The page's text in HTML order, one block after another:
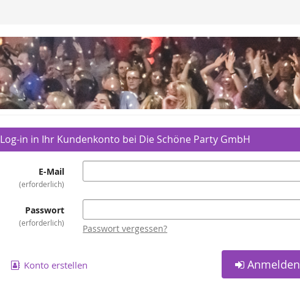
Log-in in Ihr Kundenkonto bei Die Schöne Party GmbH
E-Mail
erforderlich
Passwort
erforderlich
Passwort vergessen?
Konto erstellen Anmelden